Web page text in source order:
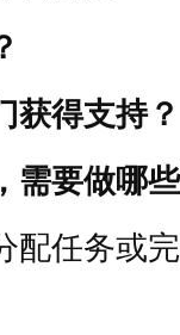
获得支持？
需要做哪
配任务或